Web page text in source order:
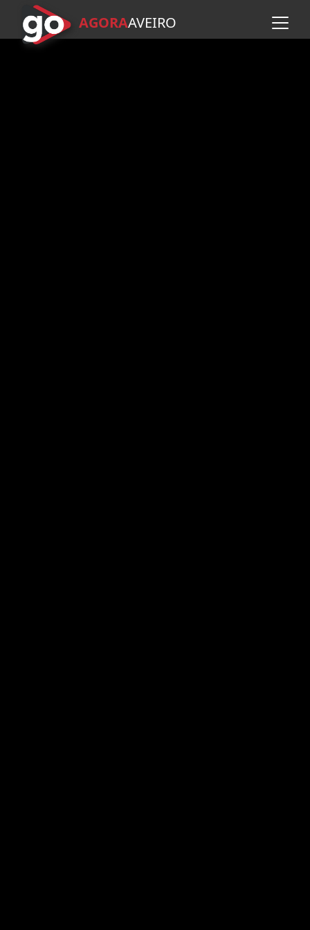
Avançar para o conteúdo
AGORAAVEIRO